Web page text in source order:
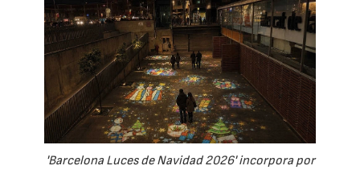
'Barcelona Luces de Navidad 2026' incorpora por